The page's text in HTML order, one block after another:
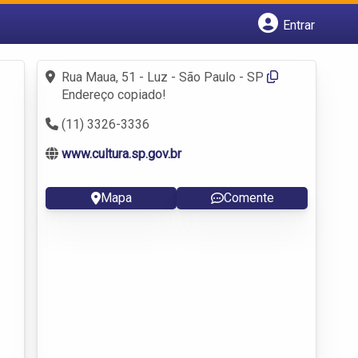
Entrar
Fazer login
Criar conta
Rua Maua, 51 - Luz - São Paulo - SP
Endereço copiado!
(11) 3326-3336
www.cultura.sp.gov.br
Mapa Comente